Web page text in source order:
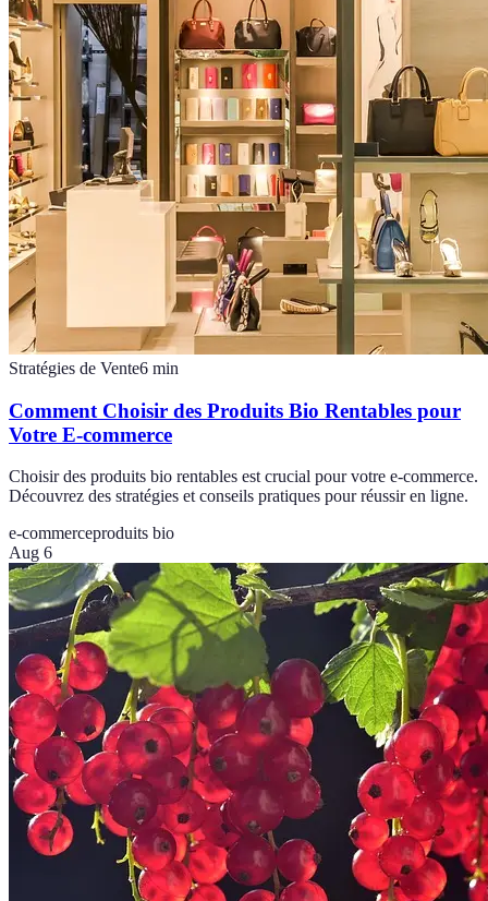
Stratégies de Vente6 min
Comment Choisir des Produits Bio Rentables pour
Votre E-commerce
Choisir des produits bio rentables est crucial pour votre e-commerce.
Découvrez des stratégies et conseils pratiques pour réussir en ligne.
e-commerceproduits bio
Aug 6